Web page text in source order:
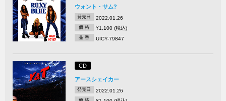
ウォント・サム?
発売日 2022.01.26
価 格 ¥1,100 (税込)
品 番 UICY-79847
CD
アースシェイカー
発売日 2022.01.26
価 格